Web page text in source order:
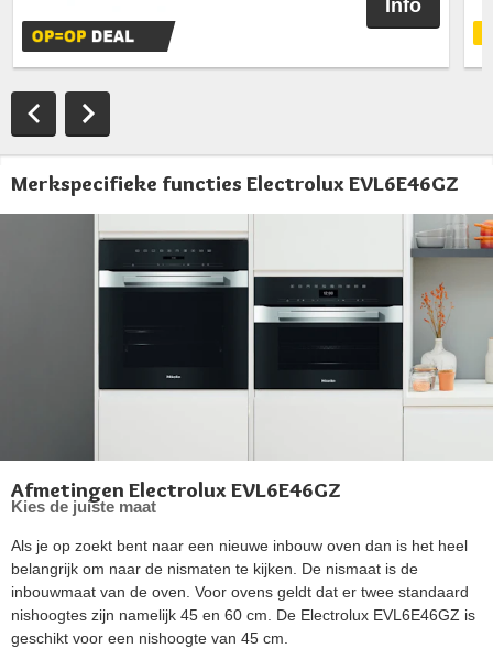
Info
Merkspecifieke functies Electrolux EVL6E46GZ
Afmetingen Electrolux EVL6E46GZ
Kies de juiste maat
Als je op zoekt bent naar een nieuwe inbouw oven dan is het heel
belangrijk om naar de nismaten te kijken. De nismaat is de
inbouwmaat van de oven. Voor ovens geldt dat er twee standaard
nishoogtes zijn namelijk 45 en 60 cm. De Electrolux EVL6E46GZ is
geschikt voor een nishoogte van 45 cm.